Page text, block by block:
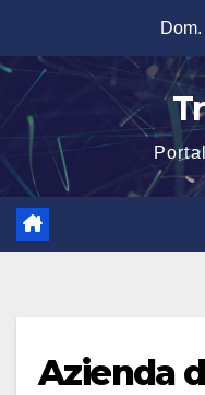
contenuto
Azienda